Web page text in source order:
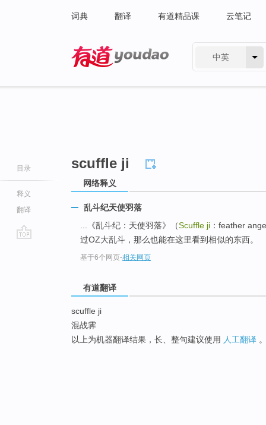
词典 翻译 有道精品课 云笔记
中英
目录
释义
翻译
scuffle ji
网络释义
乱斗纪天使羽落
...《乱斗纪：天使羽落》（Scuffle ji ：feather
过OZ大乱斗，那么也能在这里看到相似的东西。
基于6个网页-相关网页
有道翻译
scuffle ji
混战霁
以上为机器翻译结果，长、整句建议使用 人工翻译